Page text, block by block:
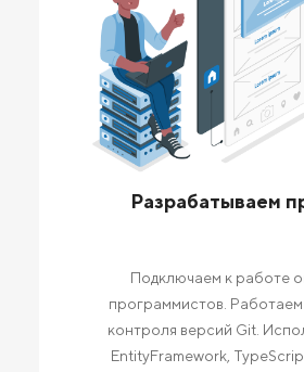
Разрабатываем
Подключаем к работе
программистов.
контроля версий Git.
EntityFramework,